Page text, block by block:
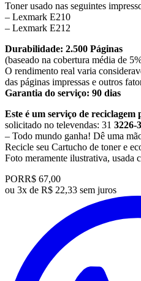
Toner usado nas seguintes
– Lexmark E210
– Lexmark E212
Durabilidade: 2.500 Páginas
(baseado na cobertura média de
O rendimento real varia
das páginas impressas e outros
Garantia do serviço: 90 dias
Este é um serviço de reciclagem
solicitado no televendas: 31 3226-
– Todo mundo ganha! Dê uma
Recicle seu Cartucho de toner e
​Foto meramente ilustrativa, usada
PORR$ 67,00
ou 3x de R$ 22,33 sem juros